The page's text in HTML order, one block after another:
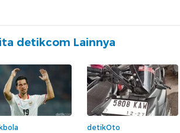
detikcom Lainnya
detikOto